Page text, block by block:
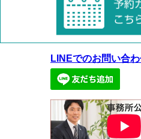
LINEでのお問い合